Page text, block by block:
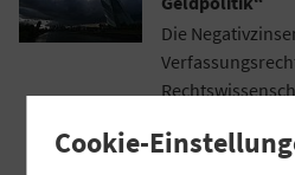
Die
mit dem
Cookie-